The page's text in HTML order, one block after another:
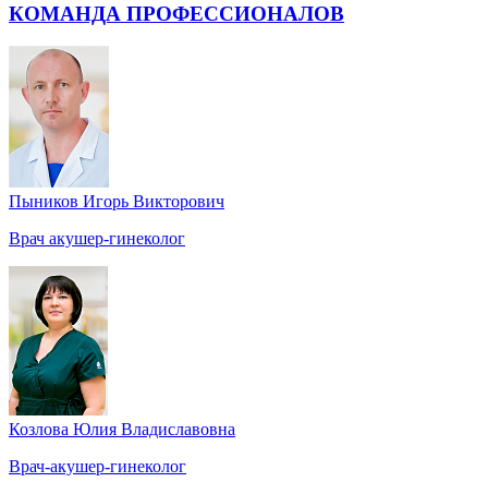
КОМАНДА ПРОФЕССИОНАЛОВ
Пыников Игорь Викторович
Врач акушер-гинеколог
Козлова Юлия Владиславовна
Врач-акушер-гинеколог